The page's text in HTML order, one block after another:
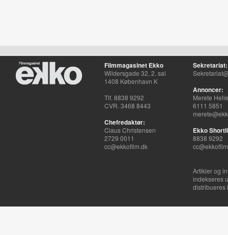
Filmmagasinet Ekko
Wildersgade 32, 2. sal
1408 København K
Tlf. 8838 9292
CVR. 3468 8443
Chefredaktør:
Claus Christensen
2729 0011
cc@ekkofilm.dk
Sekretariat:
Annoncer:
Merete
6111 5851
Ekko
8838 9292
Artikler og
indekseres
distribueres